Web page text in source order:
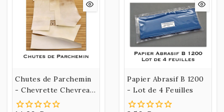
Chutes de Parchemin
- Chevrette Chevreau
Chèvre
Papier Abrasif B 1200
- Lot de 4 Feuilles